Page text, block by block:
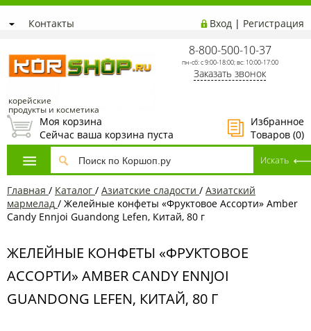
Контакты Вход | Регистрация
корейские
продукты и косметика
8-800-500-10-37
пн-сб: с 9:00-18:00; вс: 10:00-17:00
Заказать звонок
Избранное
Товаров (0)
Моя корзина
Сейчас ваша корзина пуста
Главная / Каталог / Азиатcкие сладости / Азиатский
мармелад / Желейные конфеты «Фруктовое Ассорти» Amber
Candy Ennjoi Guandong Lefen, Китай, 80 г
ЖЕЛЕЙНЫЕ КОНФЕТЫ «ФРУКТОВОЕ
АССОРТИ» AMBER CANDY ENNJOI
GUANDONG LEFEN, КИТАЙ, 80 Г